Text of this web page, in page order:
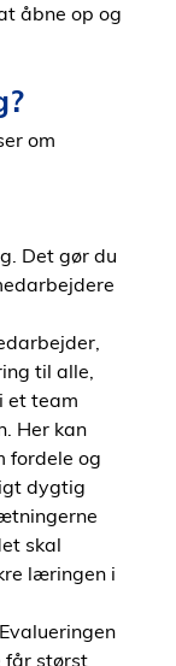
åbne op og
om
Det gør du
til alle,
et team
Her kan
fordele og
dygtig
skal
læringen i
får størst